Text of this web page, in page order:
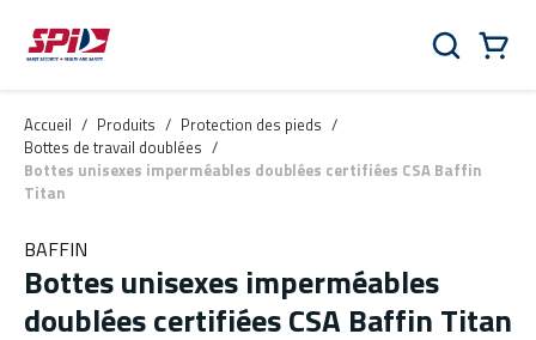
Aller au contenu principal
Skip to menu
Skip to footer
Rechercher
Accueil / Produits / Protection des pieds /
Bottes de travail doublées /
Bottes unisexes imperméables doublées certifiées CSA Baffin
Titan
BAFFIN
Bottes unisexes imperméables
doublées certifiées CSA Baffin Titan